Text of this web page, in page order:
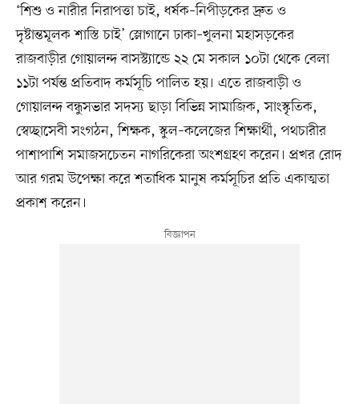
‘শিশু ও নারীর নিরাপত্তা চাই, ধর্ষক–নিপীড়কের দ্রুত ও
দৃষ্টান্তমূলক শাস্তি চাই’ স্লোগানে ঢাকা–খুলনা মহাসড়কের
রাজবাড়ীর গোয়ালন্দ বাসস্ট্যান্ডে ২২ মে সকাল ১০টা থেকে বেলা
১১টা পর্যন্ত প্রতিবাদ কর্মসূচি পালিত হয়। এতে রাজবাড়ী ও
গোয়ালন্দ বন্ধুসভার সদস্য ছাড়া বিভিন্ন সামাজিক, সাংস্কৃতিক,
স্বেচ্ছাসেবী সংগঠন, শিক্ষক, স্কুল–কলেজের শিক্ষার্থী, পথচারীর
পাশাপাশি সমাজসচেতন নাগরিকেরা অংশগ্রহণ করেন। প্রখর রোদ
আর গরম উপেক্ষা করে শতাধিক মানুষ কর্মসূচির প্রতি একাত্মতা
প্রকাশ করেন।